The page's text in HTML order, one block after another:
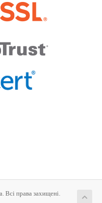
Всі права захищені.